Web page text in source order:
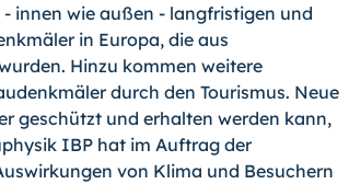
innen wie außen - langfristigen und
in Europa, die aus
Hinzu kommen weitere
durch den Tourismus. Neue
geschützt und erhalten werden kann,
IBP hat im Auftrag der
von Klima und Besuchern